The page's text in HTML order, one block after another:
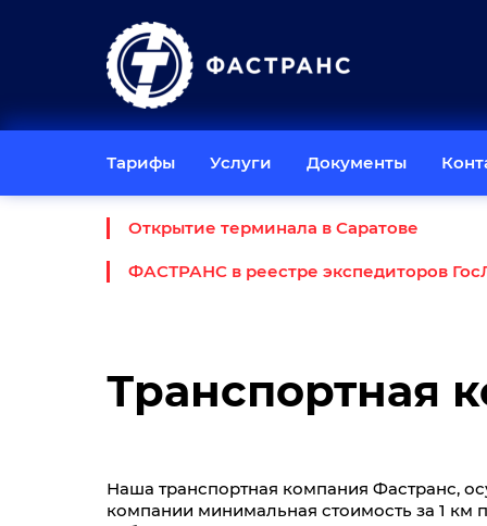
Тарифы Услуги Документы
Открытие терминала в Саратове
ФАСТРАНС в реестре экспедиторов
Транспортная
Наша транспортная компания Фастранс,
компании минимальная стоимость за 1 км